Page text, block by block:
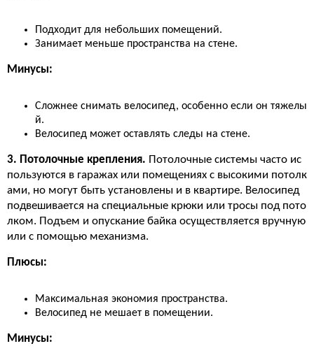
Подходит для небольших помещений.
Занимает меньше пространства на стене.
Минусы:
Сложнее снимать велосипед, особенно если он тяжелы
й.
Велосипед может оставлять следы на стене.
3. Потолочные крепления. Потолочные системы часто ис
пользуются в гаражах или помещениях с высокими потолк
ами, но могут быть установлены и в квартире. Велосипед
подвешивается на специальные крюки или тросы под пото
лком. Подъем и опускание байка осуществляется вручную
или с помощью механизма.
Плюсы:
Максимальная экономия пространства.
Велосипед не мешает в помещении.
Минусы: